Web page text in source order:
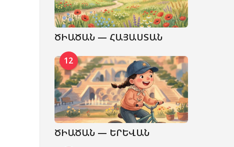
ԾԻԱԾԱՆ — ՀԱՅԱՍՏԱՆ
12
ԾԻԱԾԱՆ — ԵՐԵՎԱՆ